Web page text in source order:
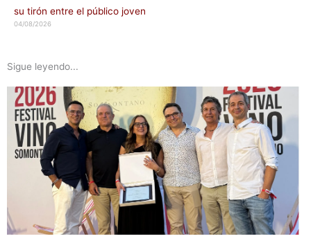
su tirón entre el público joven
04/08/2026
Sigue leyendo...